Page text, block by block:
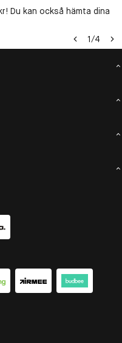
Du kan också hämta dina
1/4